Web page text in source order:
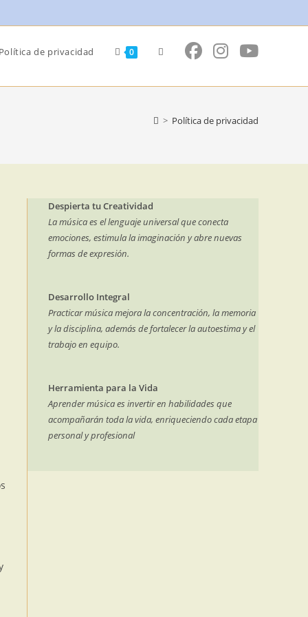
de privacidad 0 Alternar
> Política de privacidad
Despierta tu Creatividad
La música es el lenguaje universal que conecta
emociones, estimula la imaginación y abre nuevas
formas de expresión.
Desarrollo Integral
Practicar música mejora la concentración, la memoria
y la disciplina, además de fortalecer la autoestima y el
trabajo en equipo.
Herramienta para la Vida
Aprender música es invertir en habilidades que
acompañarán toda la vida, enriqueciendo cada etapa
personal y profesional